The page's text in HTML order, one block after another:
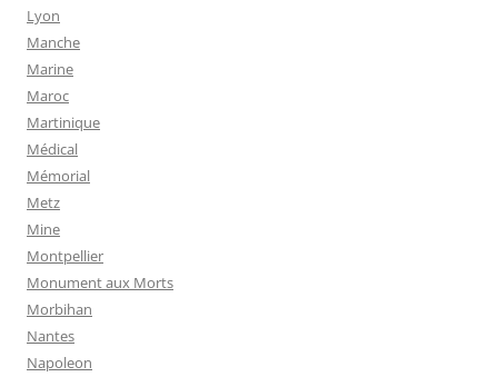
Lyon
Manche
Marine
Maroc
Martinique
Médical
Mémorial
Metz
Mine
Montpellier
Monument aux Morts
Morbihan
Nantes
Napoleon